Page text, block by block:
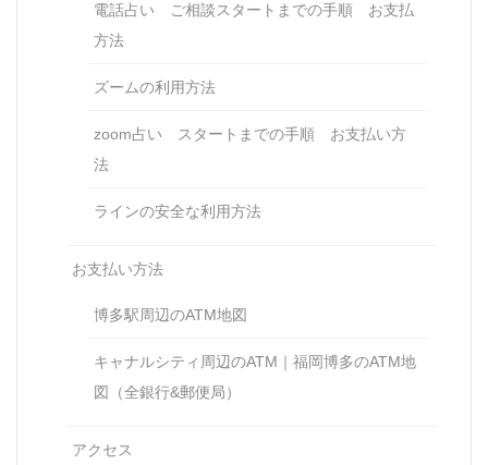
電話占い ご相談スタートまでの手順 お支払
方法
ズームの利用方法
zoom占い スタートまでの手順 お支払い方
法
ラインの安全な利用方法
お支払い方法
博多駅周辺のATM地図
キャナルシティ周辺のATM｜福岡博多のATM地
図（全銀行&郵便局）
アクセス